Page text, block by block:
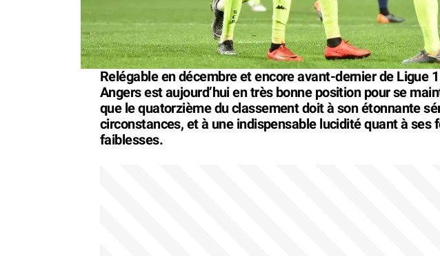
Relégable en décembre et encore avant-dernier de Ligue
Angers est aujourd’hui en très bonne position pour se
que le quatorzième du classement doit à son étonnante
circonstances, et à une indispensable lucidité quant à ses
faiblesses.